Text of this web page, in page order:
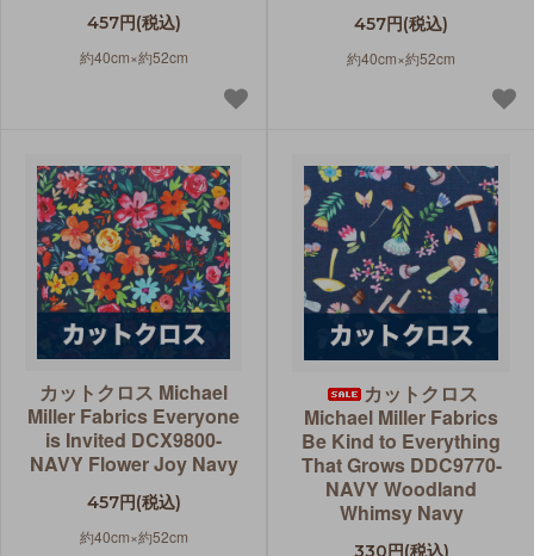
457円(税込)
約40cm×約52cm
457円(税込)
約40cm×約52cm
カットクロス Michael
Miller Fabrics Everyone
is Invited DCX9800-
NAVY Flower Joy Navy
457円(税込)
約40cm×約52cm
カットクロス
Michael Miller Fabrics
Be Kind to Everything
That Grows DDC9770-
NAVY Woodland
Whimsy Navy
330円(税込)